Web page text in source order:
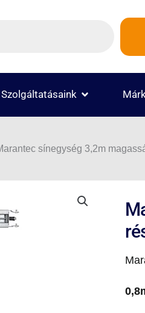
Szolgáltatásaink OPEN
sínegység 3,2m